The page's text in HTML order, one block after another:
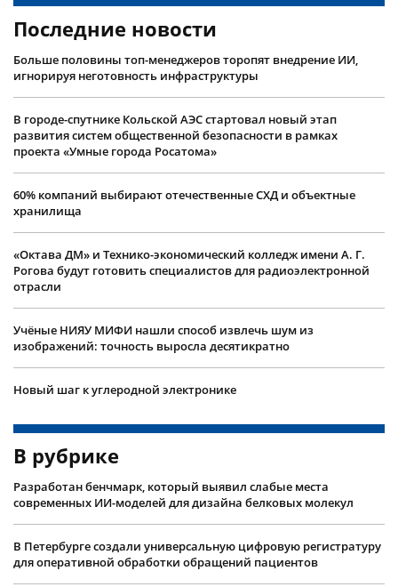
Последние новости
Больше половины топ-менеджеров торопят внедрение ИИ,
игнорируя неготовность инфраструктуры
В городе-спутнике Кольской АЭС стартовал новый этап
развития систем общественной безопасности в рамках
проекта «Умные города Росатома»
60% компаний выбирают отечественные СХД и объектные
хранилища
«Октава ДМ» и Технико-экономический колледж имени А. Г.
Рогова будут готовить специалистов для радиоэлектронной
отрасли
Учëные НИЯУ МИФИ нашли способ извлечь шум из
изображений: точность выросла десятикратно
Новый шаг к углеродной электронике
В рубрике
Разработан бенчмарк, который выявил слабые места
современных ИИ-моделей для дизайна белковых молекул
В Петербурге создали универсальную цифровую регистратуру
для оперативной обработки обращений пациентов